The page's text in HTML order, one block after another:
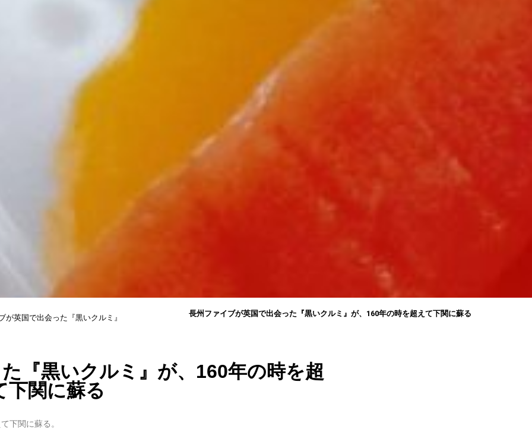
が英国で出会った『黒いクルミ』 長州ファイブが英国で出会った『黒いクルミ』が、160年の時を超えて下関に蘇る
『黒いクルミ』が、160年の時を超
下関に蘇る
下関に蘇る。